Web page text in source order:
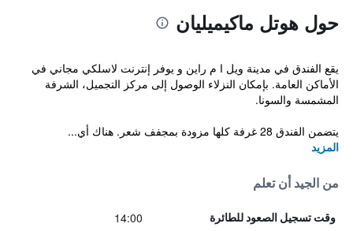
حول هوتل ماكيميليان
يقع الفندق في مدينة ويل ا م راين و يوفر إنترنت لاسلكي مجاني في
الأماكن العامة. بإمكان النزلاء الوصول إلى مركز التجميل، الشرفة
المشمسة والسونا.
يتضمن الفندق 28 غرفة كلها مزودة بمجفف شعر. هناك أي...
المزيد
من الجيد أن تعلم
وقت تسجيل الصعود للطائرة 14:00